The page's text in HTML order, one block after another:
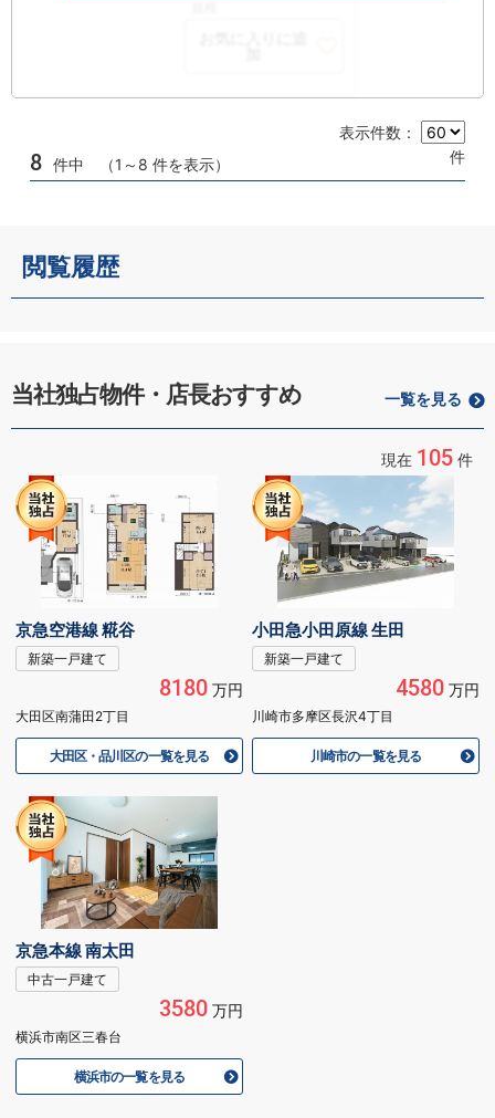
8 件中 （1～8 件を表示）
表示件数：
件
閲覧履歴
当社独占物件・店長おすすめ 一覧を見る
現在 105 件
京急空港線 糀谷
新築一戸建て
8180万円
大田区南蒲田2丁目
大田区・品川区の一覧を見る
小田急小田原線 生田
新築一戸建て
4580万円
川崎市多摩区長沢4丁目
川崎市の一覧を見る
京急本線 南太田
中古一戸建て
3580万円
横浜市南区三春台
横浜市の一覧を見る